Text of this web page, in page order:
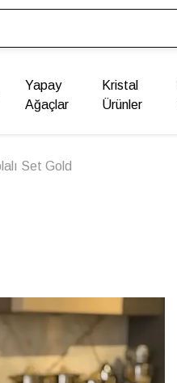
Yapay
Ağaçlar
Kristal
Ürünler
Set Gold